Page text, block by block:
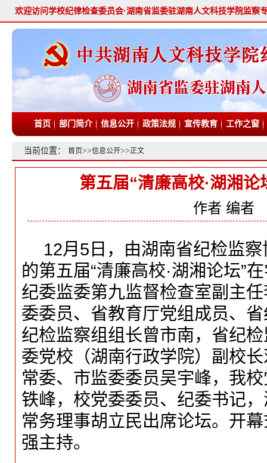
欢迎访问学校纪律检查委员会·湖南省监委驻湖南人文科技学院监察
首页 部门简介 信息公开 政策法规 宣传教育 工作之窗
当前位置： 首页>>信息公开>>正文
第五届“清廉高校·湖湘论
作者 编者
12月5日，由湖南省纪检监
的第五届“清廉高校·湖湘论坛”
纪委监委第九监督检查室副主
委委员、省教育厅党组成员、
纪检监察组组长曾市南，省纪
委党校（湖南行政学院）副校
常委、市监委委员吴宇峰，我
铁峰，校党委委员、纪委书记
常务理事胡立民出席论坛。开
强主持。